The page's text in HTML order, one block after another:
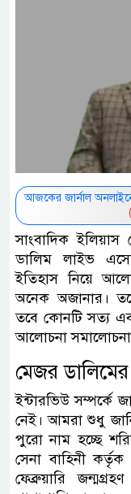
আজকের জার্নাল
সাংবাদিক
ডালিম লাইভ
ইতিহাস নিয়ে
অনেক অজানার।
তবে কোনটি সত্য
আলোচনা সমালোচনা
মেজর
ইন্টারভিউ
নেই। আমরা শুধু
পুরো নাম হচ্ছে
সেনা বাহিনী
ফেব্রুয়ারি